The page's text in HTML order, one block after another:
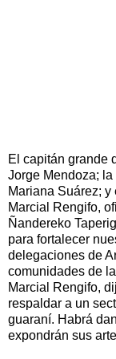
El capitán grande
Jorge Mendoza;
Mariana Suárez;
Marcial Rengifo,
Ñandereko
para fortalecer
delegaciones de
comunidades de
Marcial Rengifo,
respaldar a un
guaraní. Habrá
expondrán sus